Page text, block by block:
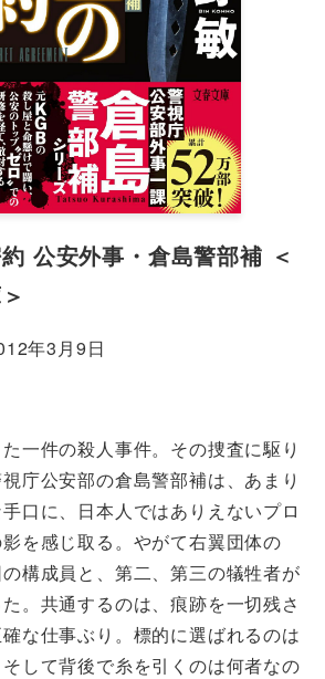
公安外事・倉島警部補 ＜
年3月9日
一件の殺人事件。その捜査に駆り
庁公安部の倉島警部補は、あまり
口に、日本人ではありえないプロ
を感じ取る。やがて右翼団体の
構成員と、第二、第三の犠牲者が
。共通するのは、痕跡を一切残さ
な仕事ぶり。標的に選ばれるのは
して背後で糸を引くのは何者なの